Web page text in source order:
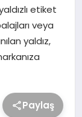
etiket
veya
yaldız,
Paylaş